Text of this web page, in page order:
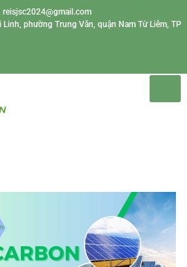
reisjsc2024@gmail.com
phường Trung Văn, quận Nam Từ Liêm, TP